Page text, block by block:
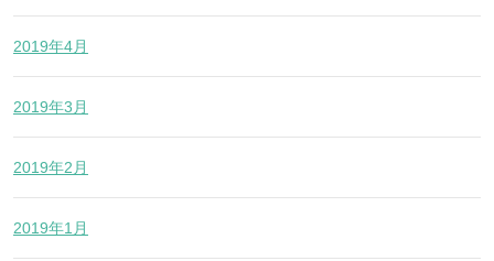
2019年4月
2019年3月
2019年2月
2019年1月